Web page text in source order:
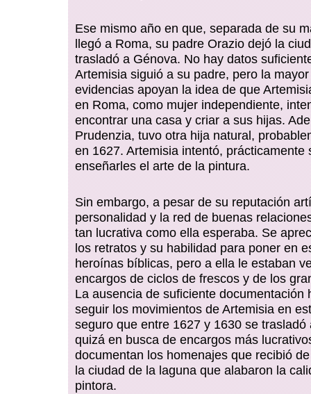
Ese mismo año en que, separada de su
llegó a Roma, su padre Orazio dejó la
trasladó a Génova. No hay datos
Artemisia siguió a su padre, pero la
evidencias apoyan la idea de que
en Roma, como mujer independiente,
encontrar una casa y criar a sus hijas.
Prudenzia, tuvo otra hija natural,
en 1627. Artemisia intentó, prácticamente
enseñarles el arte de la pintura.
Sin embargo, a pesar de su reputación
personalidad y la red de buenas
tan lucrativa como ella esperaba. Se
los retratos y su habilidad para poner en
heroínas bíblicas, pero a ella le estaban
encargos de ciclos de frescos y de los
La ausencia de suficiente documentación
seguir los movimientos de Artemisia en
seguro que entre 1627 y 1630 se trasladó
quizá en busca de encargos más
documentan los homenajes que recibió
la ciudad de la laguna que alabaron la
pintora.